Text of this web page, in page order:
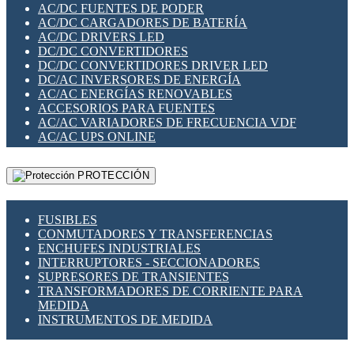
SWITCH Y MICROSWITCH
TARJETAS PI
UNIÓN Y DERIVACIÓN DE CABLE
PLACAS MODULARES IOT
SWITCHES Y REDES WIFI
SOLUCIONES IOT
SOLUCIONES LORAWAN
SOLUCIONES RED CELULAR
SEGURIDAD PARA REDES
SWITCHES LAN
TELEFONÍA IP (VOIP)
VIGILANCIA IP (CCTV)
MESHTASTIC
AC/DC FUENTES DE PODER
AC/DC CARGADORES DE BATERÍA
AC/DC DRIVERS LED
DC/DC CONVERTIDORES
DC/DC CONVERTIDORES DRIVER LED
DC/AC INVERSORES DE ENERGÍA
AC/AC ENERGÍAS RENOVABLES
ACCESORIOS PARA FUENTES
AC/AC VARIADORES DE FRECUENCIA VDF
AC/AC UPS ONLINE
PROTECCIÓN
FUSIBLES
CONMUTADORES Y TRANSFERENCIAS
ENCHUFES INDUSTRIALES
INTERRUPTORES - SECCIONADORES
SUPRESORES DE TRANSIENTES
TRANSFORMADORES DE CORRIENTE PARA
MEDIDA
INSTRUMENTOS DE MEDIDA